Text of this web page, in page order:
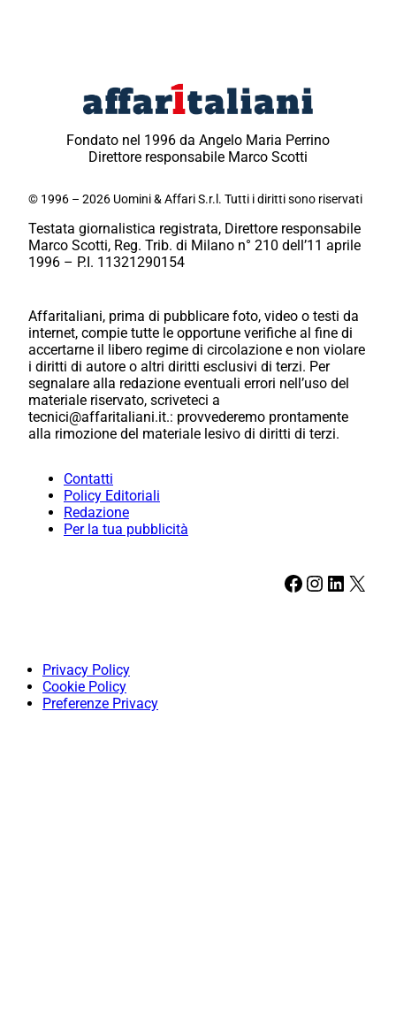
Fondato nel 1996 da Angelo Maria Perrino
Direttore responsabile Marco Scotti
© 1996 – 2026 Uomini & Affari S.r.l. Tutti i diritti sono riservati
Testata giornalistica registrata, Direttore responsabile
Marco Scotti, Reg. Trib. di Milano n° 210 dell’11 aprile
1996 – P.I. 11321290154
Affaritaliani, prima di pubblicare foto, video o testi da
internet, compie tutte le opportune verifiche al fine di
accertarne il libero regime di circolazione e non violare
i diritti di autore o altri diritti esclusivi di terzi. Per
segnalare alla redazione eventuali errori nell’uso del
materiale riservato, scriveteci a
tecnici@affaritaliani.it.: provvederemo prontamente
alla rimozione del materiale lesivo di diritti di terzi.
Contatti
Policy Editoriali
Redazione
Per la tua pubblicità
Facebook Instagram LinkedIn X
Privacy Policy
Cookie Policy
Preferenze Privacy